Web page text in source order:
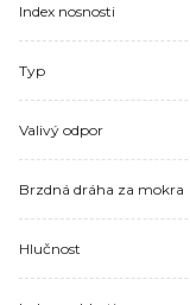
Index nosnosti
Typ
Valivý odpor
Brzdná dráha za mokra
Hlučnost